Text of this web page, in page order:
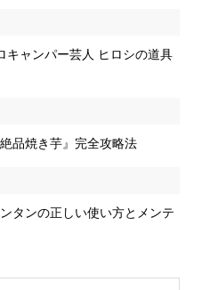
キャンパー芸人 ヒロシの道具
品焼き芋』完全攻略法
タンの正しい使い方とメンテ